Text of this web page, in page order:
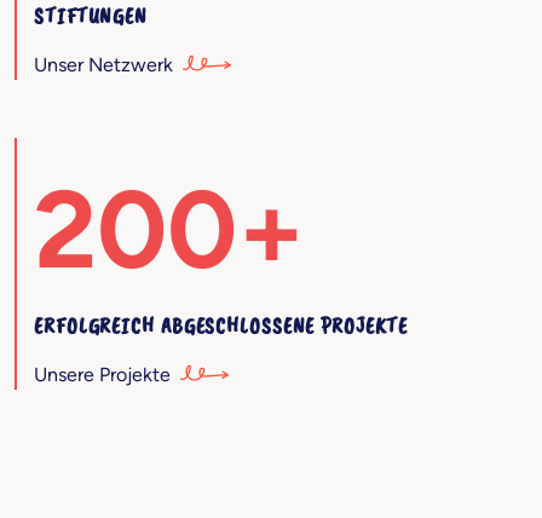
STIFTUNGEN
Unser Netzwerk
200+
ERFOLGREICH ABGESCHLOSSENE PROJEKTE
Unsere Projekte